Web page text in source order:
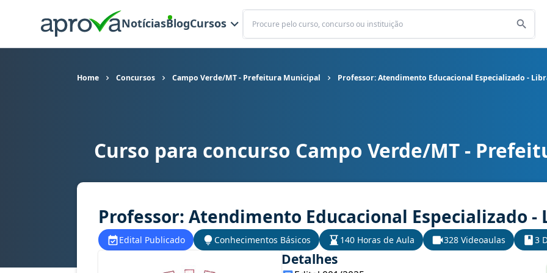
NotíciasBlogCursos
Buscar
Home Concursos Campo Verde/MT - Prefeitura Municipal Professor: Atendimento Educacional Especializado -
Curso para concurso Campo Verde/MT - Prefeitura Municipal cargo Professor: Atendimento Educacional
Curso para concurso Campo Verde/MT -
Professor: Atendimento Educacional Especializado -
Edital Publicado Conhecimentos Básicos 140 Horas de Aula 328 Videoaulas 3
Detalhes